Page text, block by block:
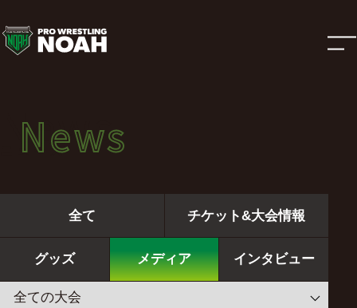
ニ
ュ
ー
ス
|
プ
ロ
News
ニュース
News
全て チケット&大会情報
グッズ メディア インタビュー